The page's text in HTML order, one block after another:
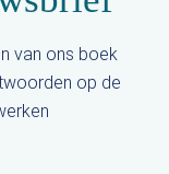
van ons boek
op de